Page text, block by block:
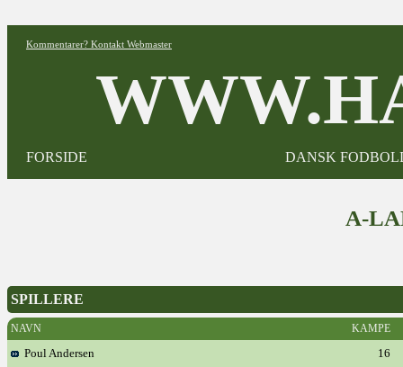
Kommentarer? Kontakt Webmaster
FORSIDE DANSK
A-
SPILLERE
NAVN KAMPE
Poul Andersen
16